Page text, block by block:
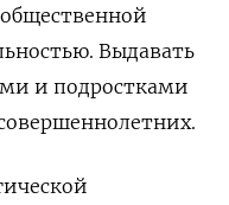
Выдавать
и подростками